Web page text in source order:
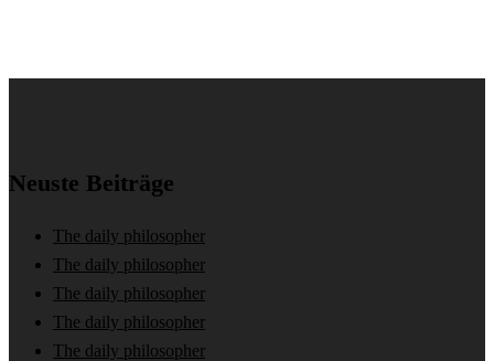
Neuste Beiträge
The daily philosopher
The daily philosopher
The daily philosopher
The daily philosopher
The daily philosopher